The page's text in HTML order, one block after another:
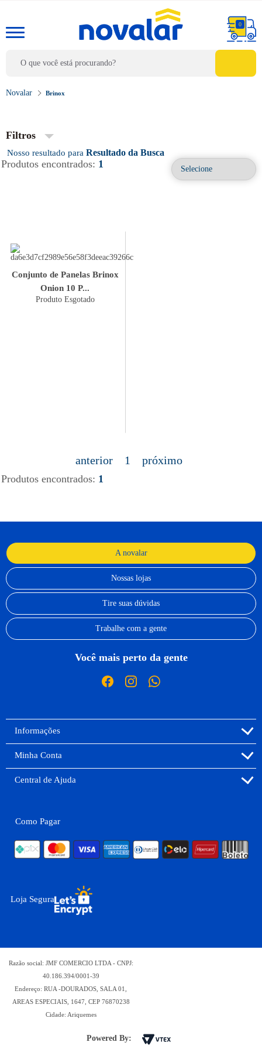
0
Brinox
Filtros
Resultado da Busca
Produtos encontrados: 1
Conjunto de Panelas Brinox
Onion 10 P...
Produto Esgotado
anterior 1 próximo
Produtos encontrados: 1
A novalar
Nossas lojas
Tire suas dúvidas
Trabalhe com a gente
Você mais perto da gente
Informações
Minha Conta
Central de Ajuda
Como Pagar
Loja Segura
Razão social: JMF COMERCIO LTDA - CNPJ:
40.186.394/0001-39
Endereço: RUA -DOURADOS, SALA 01,
AREAS ESPECIAIS, 1647, CEP 76870238
Cidade: Ariquemes
Powered By: